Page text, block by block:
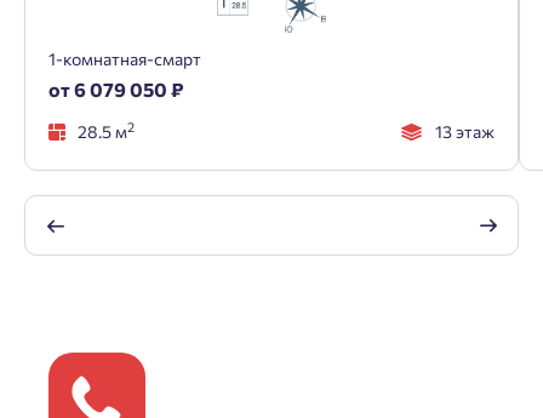
1-комнатная-смарт
от 6 079 050 ₽
28.5 м2 13 этаж